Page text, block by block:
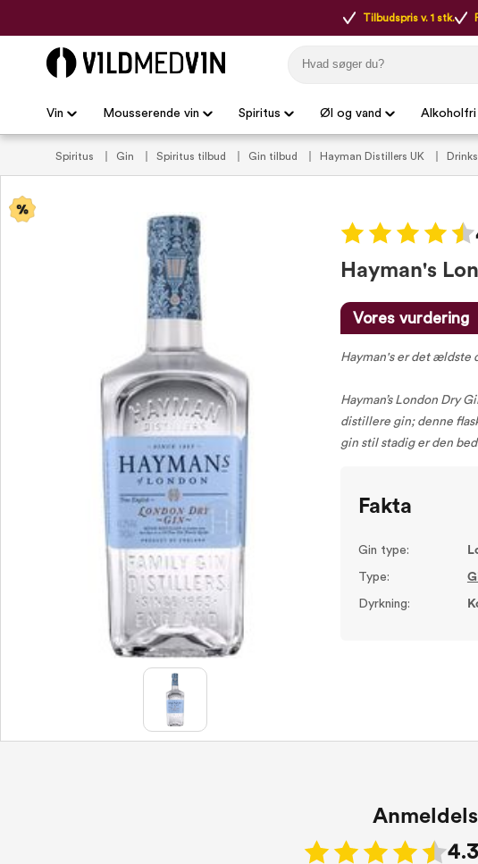
Tilbudspris v. 1 stk.
Vin Mousserende vin Spiritus Øl og vand Alkoholfri
Spiritus Gin Spiritus tilbud Gin tilbud Hayman Distillers UK
Hayman's
Vores vurdering
Hayman's er det ældste
Hayman’s London Dry
distillere gin; denne
gin stil stadig er den
Fakta
Gin type:
Type:
Dyrkning:
4.3